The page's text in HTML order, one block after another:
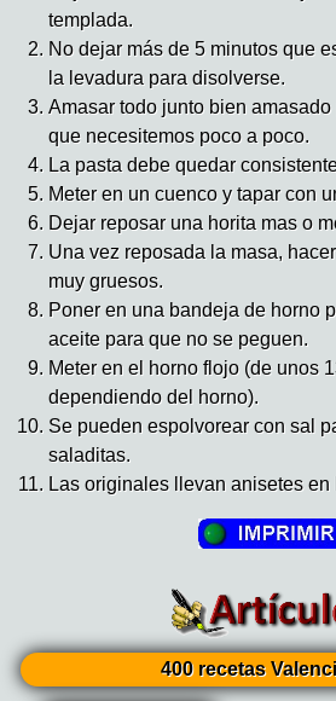
templada.
No dejar más de 5 minutos que
la levadura para disolverse.
Amasar todo junto bien
que necesitemos poco a poco.
La pasta debe quedar
Meter en un cuenco y tapar con
Dejar reposar una horita mas o
Una vez reposada la masa,
muy gruesos.
Poner en una bandeja de horno
aceite para que no se peguen.
Meter en el horno flojo (de unos
dependiendo del horno).
Se pueden espolvorear con sal
saladitas.
Las originales llevan anisetes en
400 recetas